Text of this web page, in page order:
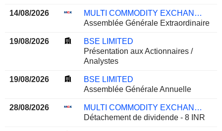
14/08/2026
MULTI COMMODITY EXCHANGE OF INDIA LIMITED
Assemblée Générale Extraordinaire
19/08/2026
BSE LIMITED
Présentation aux Actionnaires /
Analystes
19/08/2026
BSE LIMITED
Assemblée Générale Annuelle
28/08/2026
MULTI COMMODITY EXCHANGE OF INDIA LIMITED
Détachement de dividende - 8 INR